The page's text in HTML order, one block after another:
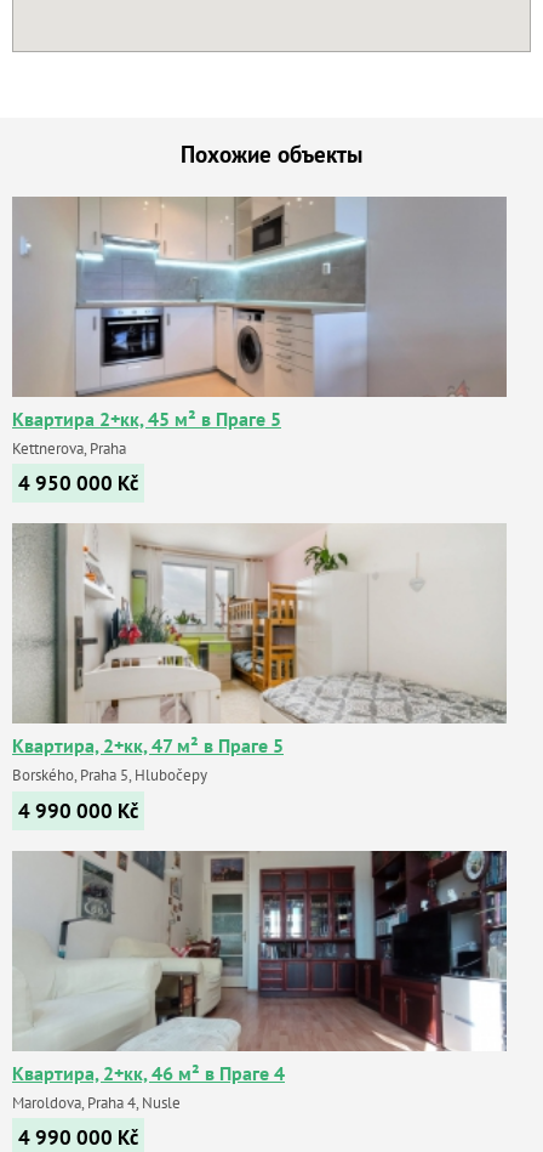
Похожие объекты
Квартира 2+кк, 45 м² в Праге 5
Kettnerova, Praha
4 950 000 Kč
Квартира, 2+кк, 47 м² в Праге 5
Borského, Praha 5, Hlubočepy
4 990 000 Kč
Квартира, 2+кк, 46 м² в Праге 4
Maroldova, Praha 4, Nusle
4 990 000 Kč